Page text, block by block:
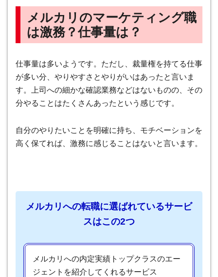
メルカリのマーケティング職
は激務？仕事量は？
仕事量は多いようです。ただし、裁量権を持てる仕事
が多い分、やりやすさとやりがいはあったと言いま
す。上司への細かな確認業務などはないものの、その
分やることはたくさんあったという感じです。
自分のやりたいことを明確に持ち、モチベーションを
高く保てれば、激務に感じることはないと言います。
メルカリへの転職に選ばれているサービ
スはこの2つ
メルカリへの内定実績トップクラスのエー
ジェントを紹介してくれるサービス